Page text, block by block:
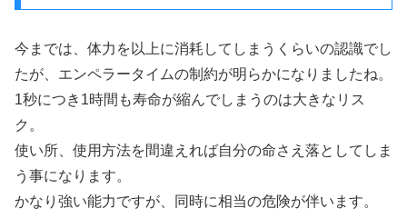
今までは、体力を以上に消耗してしまうくらいの認識でし
たが、エンペラータイムの制約が明らかになりましたね。
1秒につき1時間も寿命が縮んでしまうのは大きなリス
ク。
使い所、使用方法を間違えれば自分の命さえ落としてしま
う事になります。
かなり強い能力ですが、同時に相当の危険が伴います。